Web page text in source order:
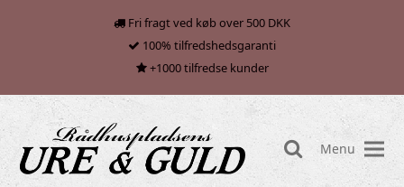
Fri fragt ved køb over 500 DKK
100% tilfredshedsgaranti
+1000 tilfredse kunder
search
Menu